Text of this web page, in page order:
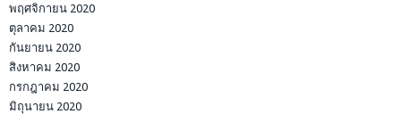
พฤศจิกายน 2020
ตุลาคม 2020
กันยายน 2020
สิงหาคม 2020
กรกฎาคม 2020
มิถุนายน 2020